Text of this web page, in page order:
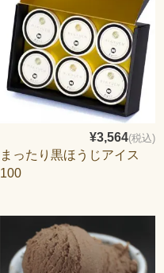
¥3,564(税込)
まったり黒ほうじアイス
100